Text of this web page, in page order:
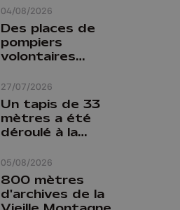
04/08/2026
comme prof que
comme
pharmacienne"
27/07/2026
Des places de
pompiers
volontaires
province de Liège :
"Un citoyen qui
n'est formé ne
peut pas nous
aider"
05/08/2026
Un tapis de 33
mètres a été
déroulé à la
Liège
800 mètres
d'archives de la